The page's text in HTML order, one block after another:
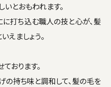
とおもわれます。
打ち込む職人の技と心が、髪
えましょう。
おります。
持ち味と調和して、髪の毛を